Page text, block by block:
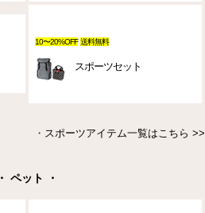
10〜20%OFF 送料無料
スポーツセット
・ スポーツアイテム一覧はこちら >>
・ ペット ・